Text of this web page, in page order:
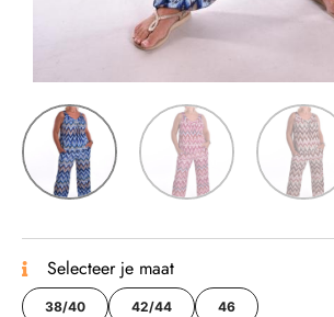
Selecteer je maat
38/40 42/44 46